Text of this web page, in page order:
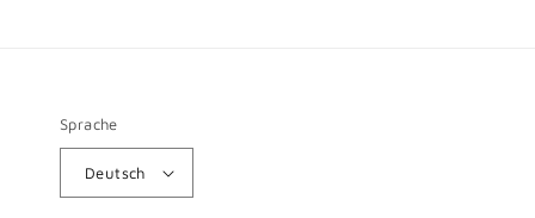
Sprache
Deutsch